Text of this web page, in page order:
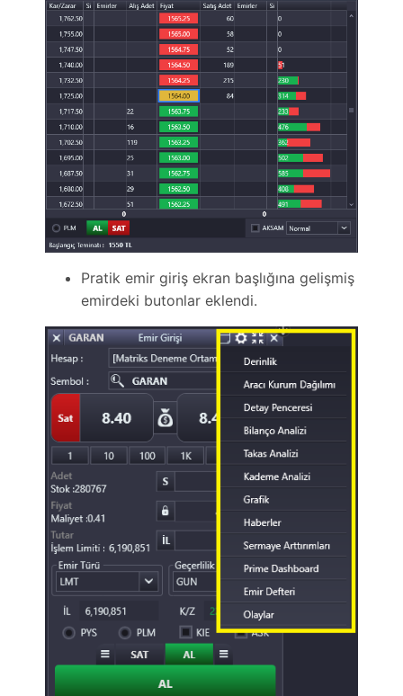
Pratik emir giriş ekran başlığına gelişmiş
emirdeki butonlar eklendi.